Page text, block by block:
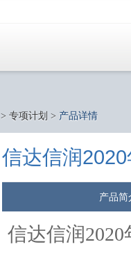
> 专项计划 > 产品详情
信达信润
产品简
信达信润2020